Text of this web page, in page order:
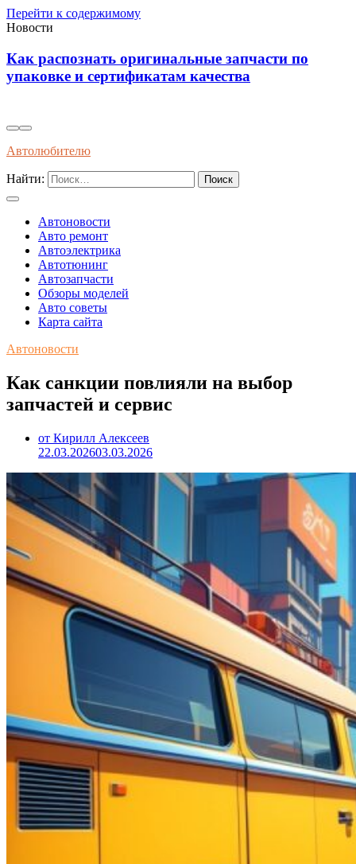
Перейти к содержимому
Новости
Инновационные решения для
самовосстанавливающейся электропроводки в
Автолюбителю
Найти:
Автоновости
Авто ремонт
Автоэлектрика
Автотюнинг
Автозапчасти
Обзоры моделей
Авто советы
Карта сайта
Автоновости
Как санкции повлияли на выбор
запчастей и сервис
от Кирилл Алексеев
22.03.202603.03.2026